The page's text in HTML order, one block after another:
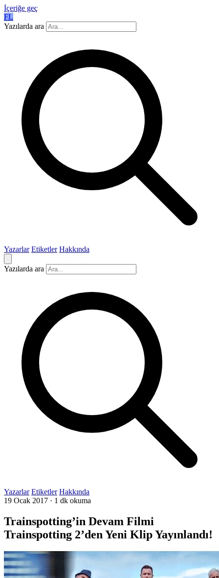
İçeriğe geç
FL
Yazılarda ara
Yazarlar Etiketler Hakkında
Yazılarda ara
Yazarlar Etiketler Hakkında
19 Ocak 2017 · 1 dk okuma
Trainspotting’in Devam Filmi
Trainspotting 2’den Yeni Klip Yayınlandı!